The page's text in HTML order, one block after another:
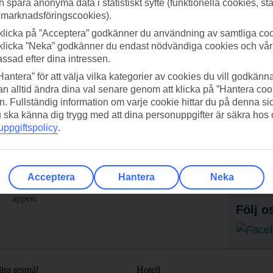
ner TUI-appen idag!
Scanna QR-koden med din
mobilkamera för att ladda ned
appen.
Få
Följ
resmål Hotell
spara anonyma data i statistiskt syfte (funktionella cookies,
på ”Acceptera” godkänner du användning av samtliga
”Neka” godkänner du endast nödvändiga cookies och
efter dina intressen.
för att välja vilka kategorier av cookies du vill
alltid ändra dina val senare genom att klicka på ”Hantera
Fullständig information om varje cookie hittar du på denna
ska känna dig trygg med att dina personuppgifter är säkra hos
.
Acceptera Hantera Neka